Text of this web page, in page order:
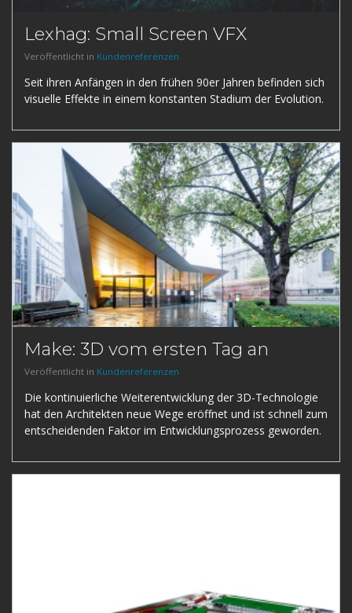
Lexhag: Small Screen VFX
Veröffentlicht in Kundenreferenzen
Seit ihren Anfängen in den frühen 90er Jahren befinden sich
visuelle Effekte in einem konstanten Stadium der Evolution.
Make: 3D vom ersten Tag an
Veröffentlicht in Kundenreferenzen
Die kontinuierliche Weiterentwicklung der 3D-Technologie
hat den Architekten neue Wege eröffnet und ist schnell zum
entscheidenden Faktor im Entwicklungsprozess geworden.